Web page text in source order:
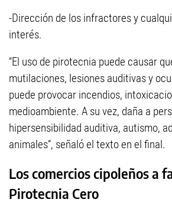
-Dirección de los infractores y
interés.
“El uso de pirotecnia puede causar
mutilaciones, lesiones auditivas y
puede provocar incendios,
medioambiente. A su vez, daña a
hipersensibilidad auditiva, autismo,
animales”, señaló el texto en el final.
Los comercios cipoleños a
Pirotecnia Cero